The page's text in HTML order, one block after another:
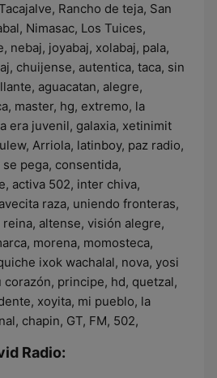
Rancho de teja, San
Nimasac, Los Tuices,
nebaj, joyabaj, xolabaj, pala,
chuijense, autentica, taca, sin
aguacatan, alegre,
master, hg, extremo, la
era juvenil, galaxia, xetinimit
Arriola, latinboy, paz radio,
pega, consentida,
activa 502, inter chiva,
raza, uniendo fronteras,
altense, visión alegre,
morena, momosteca,
ixok wachalal, nova, yosi
principe, hd, quetzal,
xoyita, mi pueblo, la
chapin, GT, FM, 502,
Radio: